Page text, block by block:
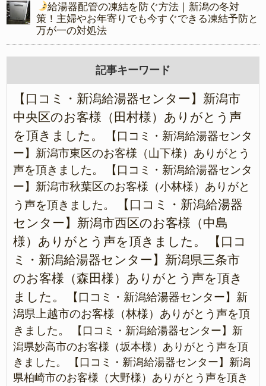
給湯器配管の凍結を防ぐ方法｜新潟の冬対
策！主婦やお年寄りでも今すぐできる凍結予防と
万が一の対処法
記事キーワード
【口コミ・新潟給湯器センター】新潟市
中央区のお客様（田村様）ありがとう声
を頂きました。
【口コミ・新潟給湯器センタ
ー】新潟市東区のお客様（山下様）ありがとう
声を頂きました。
【口コミ・新潟給湯器センタ
ー】新潟市秋葉区のお客様（小林様）ありがと
う声を頂きました。
【口コミ・新潟給湯器
センター】新潟市西区のお客様（中島
様）ありがとう声を頂きました。
【口コ
ミ・新潟給湯器センター】新潟県三条市
のお客様（森田様）ありがとう声を頂き
ました。
【口コミ・新潟給湯器センター】新
潟県上越市のお客様（林様）ありがとう声を頂
きました。
【口コミ・新潟給湯器センター】新
潟県妙高市のお客様（坂本様）ありがとう声を頂
きました。
【口コミ・新潟給湯器センター】新潟
県柏崎市のお客様（大野様）ありがとう声を頂き